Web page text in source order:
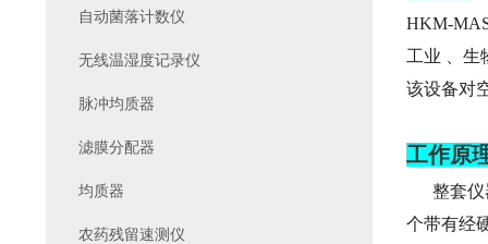
HKM-
工业 、生
该设备对
工作原
整套仪
个带有经
自动菌落计数仪
无线温湿度记录仪
脉冲均质器
滤膜分配器
均质器
农药残留速测仪